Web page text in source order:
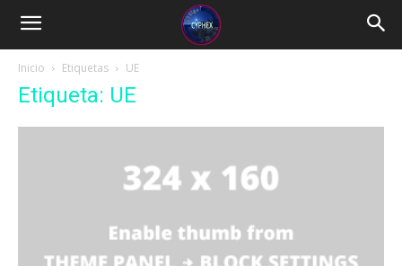
Inicio Etiquetas UE
Etiqueta: UE